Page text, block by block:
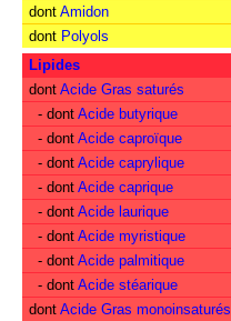
dont Amidon
dont Polyols
Lipides
dont Acide Gras saturés
- dont Acide butyrique
- dont Acide caproïque
- dont Acide caprylique
- dont Acide caprique
- dont Acide laurique
- dont Acide myristique
- dont Acide palmitique
- dont Acide stéarique
dont Acide Gras monoinsaturés